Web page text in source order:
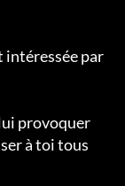
intéressée par
provoquer
à toi tous